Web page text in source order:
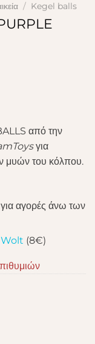
/ Kegel balls
από την
για
μυών του κόλπου.
για αγορές άνω των
Wolt (8€)